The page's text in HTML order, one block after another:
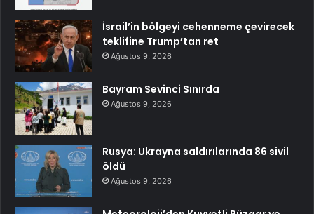
İsrail’in bölgeyi cehenneme çevirecek
teklifine Trump’tan ret
Ağustos 9, 2026
Bayram Sevinci Sınırda
Ağustos 9, 2026
Rusya: Ukrayna saldırılarında 86 sivil
öldü
Ağustos 9, 2026